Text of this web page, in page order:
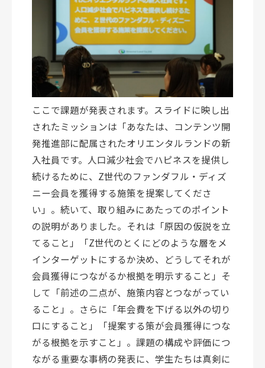
ここで課題が発表されます。スライドに映し出
されたミッションは「あなたは、コンテンツ開
発推進部に配属されたオリエンタルランドの新
入社員です。人口減少社会でハピネスを提供し
続けるために、Z世代のファンダフル ・ ディズ
ニー会員を獲得する施策を提案してくださ
い」。続いて、取り組みにあたってのポイント
の説明がありました。それは「原因の仮説を立
てること」「Z世代のとくにどのような層をメ
インターゲットにするか決め、どうしてそれが
会員獲得につながるか根拠を明示すること」そ
して「前述の二点が、施策内容とつながってい
ること」。さらに「年会費を下げる以外の切り
口にすること」「提案する策が会員獲得につな
がる根拠を示すこと」。課題の構成や評価につ
ながる重要な事柄の発表に、学生たちは真剣に